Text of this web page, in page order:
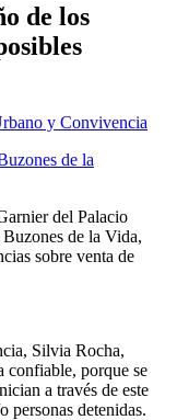
de los
y Convivencia
del Palacio
de la Vida,
sobre venta de
Silvia Rocha,
confiable, porque se
a través de este
personas detenidas.